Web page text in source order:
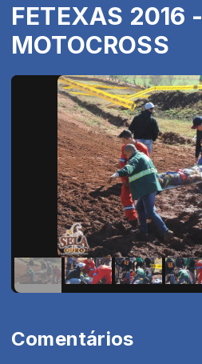
FETEXAS 2016 -
MOTOCROSS
Comentários